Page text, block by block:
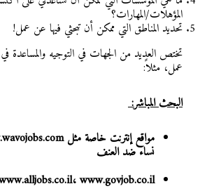
المؤهلات/المهارات؟
تحديد المناطق التي ممكن أن تبحثي فيها عن عمل!
تختص العديد من الجهات في التوجيه والمساعدة
عمل، مثلاً:
البحث المباشر:
مواقع إنترنت خاصة مثل
نساء ضد العنف
،www.govjob.co.il